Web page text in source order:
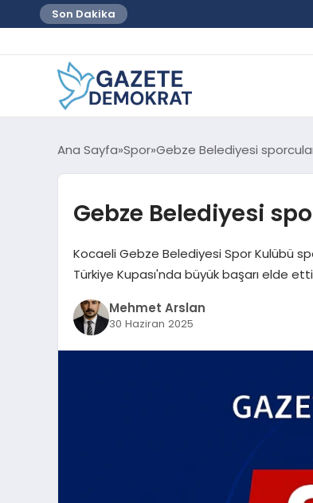
Son Dakika
Ana Sayfa Spor Gebze Belediyesi
Gebze Belediyesi
Kocaeli Gebze Belediyesi Spor Kulübü
Türkiye Kupası'nda büyük başarı elde
Mehmet Arslan
30 Haziran 2025